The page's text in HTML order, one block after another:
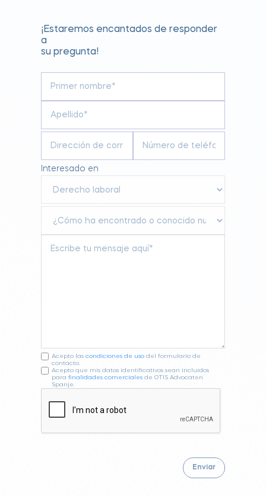
¡Estaremos encantados de responder
a
su pregunta!
Interesado en
Acepto las condiciones de uso del formulario de
contacto.
Acepto que mis datos identificativos sean incluidos
para finalidades comercialesde OTIS Advocaten
Spanje.